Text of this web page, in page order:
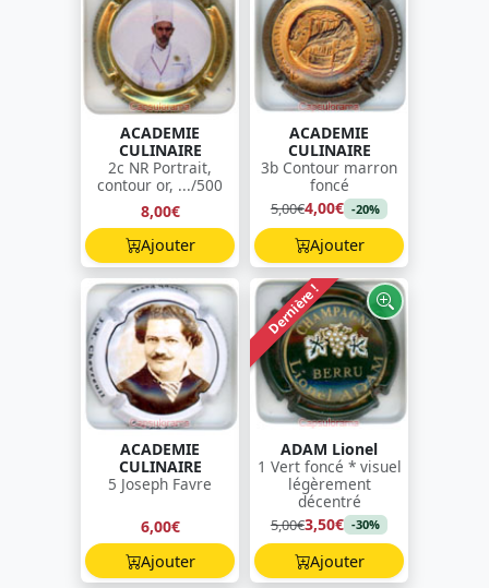
ACADEMIE
CULINAIRE
2c NR Portrait,
contour or, .../500
8,00€
Ajouter
ACADEMIE
CULINAIRE
3b Contour marron
foncé
5,00€4,00€ -20%
Ajouter
ACADEMIE
CULINAIRE
5 Joseph Favre
6,00€
Ajouter
Dernière !
ADAM Lionel
1 Vert foncé * visuel
légèrement
décentré
5,00€3,50€ -30%
Ajouter